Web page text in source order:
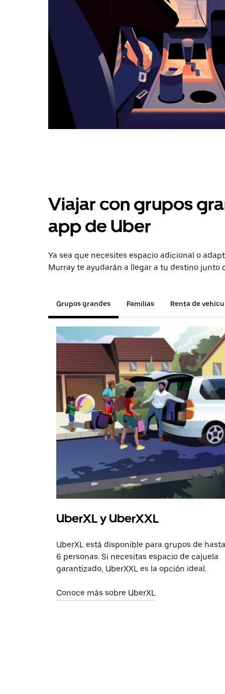
Viajar con grupos
app de Uber
Ya sea que necesites espacio adicional o
Murray te ayudarán a llegar a tu destino junto
Grupos grandes Familias Renta de
UberXL y UberXXL
UberXL está disponible para grupos de hasta
6 personas. Si necesitas espacio de cajuela
garantizado, UberXXL es la opción ideal.
Conoce más sobre UberXL